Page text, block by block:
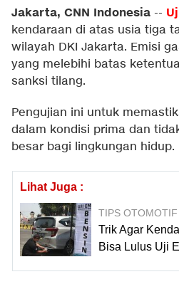
Jakarta, CNN Indonesia --
kendaraan di atas usia tiga
wilayah DKI Jakarta. Emisi
yang melebihi batas
sanksi tilang.
Pengujian ini untuk
dalam kondisi prima dan
besar bagi lingkungan hidup.
Lihat Juga :
TIPS OTOMOTIF
Trik Agar
Bisa Lulus Uji